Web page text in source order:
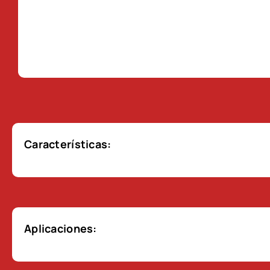
Características:
Aplicaciones: